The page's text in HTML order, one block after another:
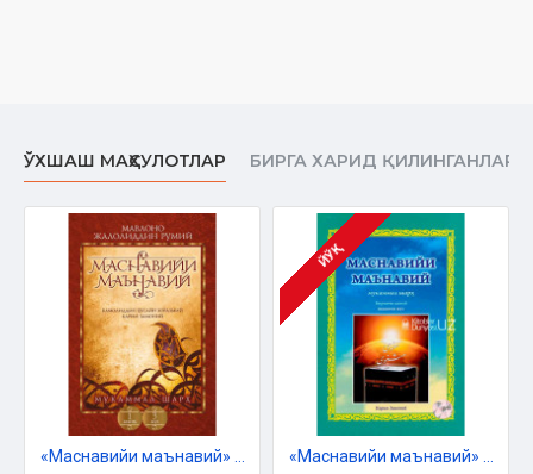
ЎХШАШ МАҲСУЛОТЛАР БИРГА ХАРИД ҚИЛИНГАНЛАР
ЙЎҚ